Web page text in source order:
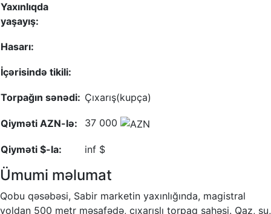
Yaxınlıqda
yaşayış:
Hasarı:
İçərisində tikili:
Torpağın sənədi: Çıxarış(kupça)
Qiyməti AZN-lə: 37 000
Qiyməti $-la: inf $
Ümumi məlumat
Qobu qəsəbəsi, Sabir marketin yaxınlığında, magistral
yoldan 500 metr məsafədə, çıxarışlı torpaq sahəsi. Qaz, su,